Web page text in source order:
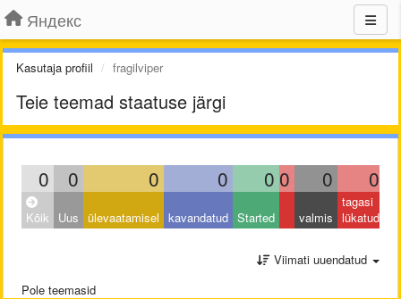
Яндекс
Kasutaja profiil fragilviper
Teie teemad staatuse järgi
0 0 0 0 0 0 0 0
Kõik Uus ülevaatamisel kavandatud Started valmis
tagasi
lükatud
Viimati uuendatud
Pole teemasid